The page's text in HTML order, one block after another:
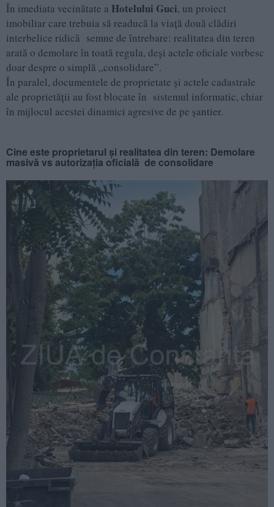
În imediata vecinătate a Hotelului Guci, un proiect
imobiliar care trebuia să readucă la viață două clădiri
interbelice ridică semne de întrebare: realitatea din teren
arată o demolare în toată regula, deși actele oficiale vorbesc
doar despre o simplă „consolidare”.
În paralel, documentele de proprietate și actele cadastrale
ale proprietății au fost blocate în sistemul informatic, chiar
în mijlocul acestei dinamici agresive de pe șantier.
Cine este proprietarul și realitatea din teren: Demolare
masivă vs autorizația oficială de consolidare